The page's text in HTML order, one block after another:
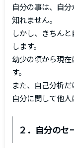
自分の事は、自
知れません。
しかし、きちん
します。
幼少の頃から現
す。
また、自己分析だ
自分に関して他人
２．自分のセ